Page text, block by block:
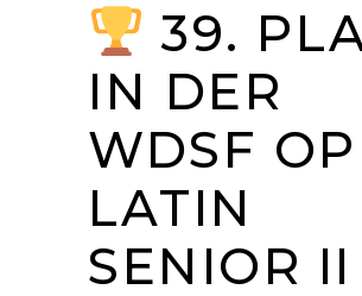
39.
IN DER
WDSF
LATIN
SENIOR II